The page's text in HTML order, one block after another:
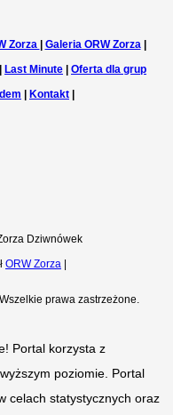
Zorza Galeria ORW Zorza
Last Minute
Oferta dla grup
Kontakt
Dziwnówek
ORW Zorza
prawa zastrzeżone.
Portal korzysta z
poziomie. Portal
celach statystycznych oraz